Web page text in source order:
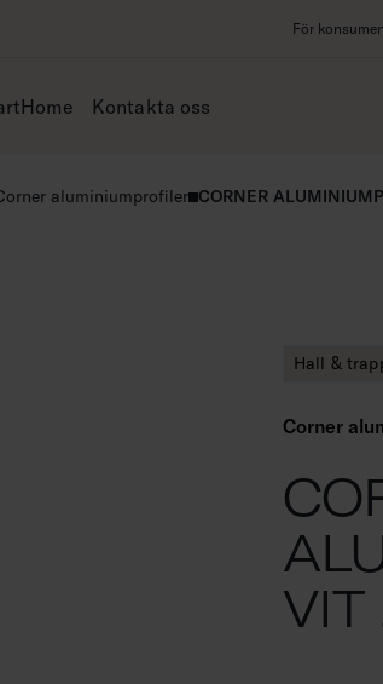
För
Kontakta oss
aluminiumprofiler CORNER
Hall &
Corner
VIT